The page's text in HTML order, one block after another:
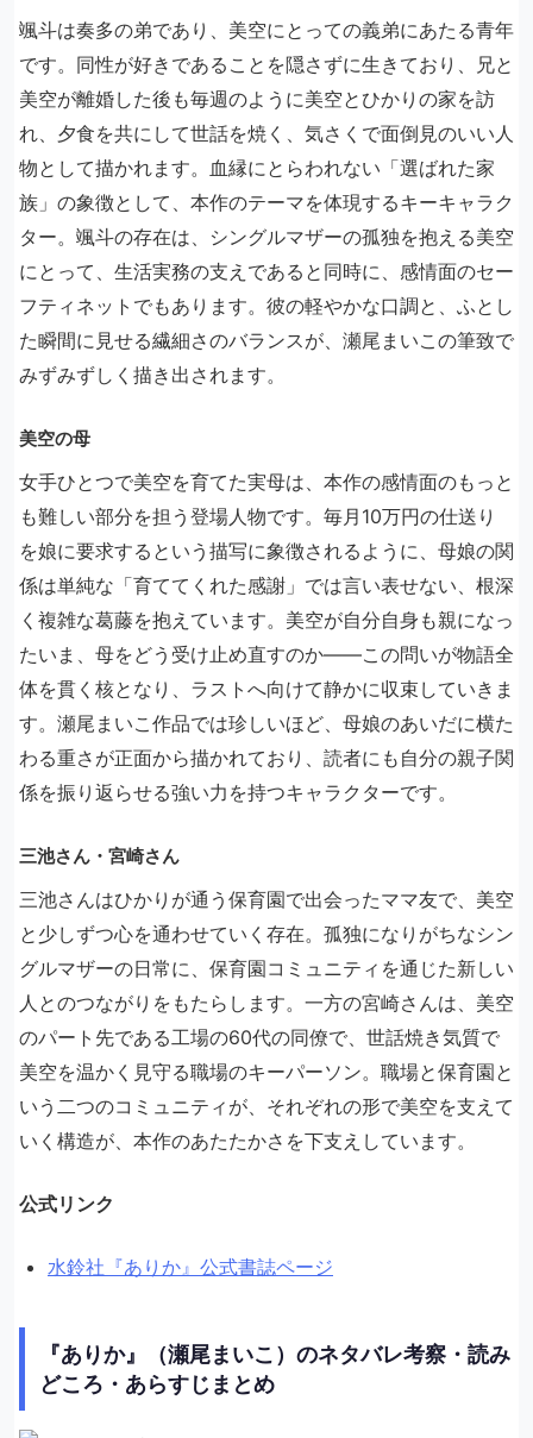
颯斗は奏多の弟であり、美空にとっての義弟にあたる青年
です。同性が好きであることを隠さずに生きており、兄と
美空が離婚した後も毎週のように美空とひかりの家を訪
れ、夕食を共にして世話を焼く、気さくで面倒見のいい人
物として描かれます。血縁にとらわれない「選ばれた家
族」の象徴として、本作のテーマを体現するキーキャラク
ター。颯斗の存在は、シングルマザーの孤独を抱える美空
にとって、生活実務の支えであると同時に、感情面のセー
フティネットでもあります。彼の軽やかな口調と、ふとし
た瞬間に見せる繊細さのバランスが、瀬尾まいこの筆致で
みずみずしく描き出されます。
美空の母
女手ひとつで美空を育てた実母は、本作の感情面のもっと
も難しい部分を担う登場人物です。毎月10万円の仕送り
を娘に要求するという描写に象徴されるように、母娘の関
係は単純な「育ててくれた感謝」では言い表せない、根深
く複雑な葛藤を抱えています。美空が自分自身も親になっ
たいま、母をどう受け止め直すのか――この問いが物語全
体を貫く核となり、ラストへ向けて静かに収束していきま
す。瀬尾まいこ作品では珍しいほど、母娘のあいだに横た
わる重さが正面から描かれており、読者にも自分の親子関
係を振り返らせる強い力を持つキャラクターです。
三池さん・宮崎さん
三池さんはひかりが通う保育園で出会ったママ友で、美空
と少しずつ心を通わせていく存在。孤独になりがちなシン
グルマザーの日常に、保育園コミュニティを通じた新しい
人とのつながりをもたらします。一方の宮崎さんは、美空
のパート先である工場の60代の同僚で、世話焼き気質で
美空を温かく見守る職場のキーパーソン。職場と保育園と
いう二つのコミュニティが、それぞれの形で美空を支えて
いく構造が、本作のあたたかさを下支えしています。
公式リンク
水鈴社『ありか』公式書誌ページ
『ありか』（瀬尾まいこ）のネタバレ考察・読み
どころ・あらすじまとめ